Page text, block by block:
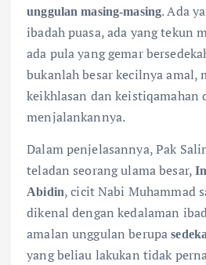
unggulan masing-masing. Ada
ibadah puasa, ada yang tekun
ada pula yang gemar
bukanlah besar kecilnya amal,
keikhlasan dan keistiqamahan
menjalankannya.
Dalam penjelasannya, Pak
teladan seorang ulama besar,
Abidin, cicit Nabi Muhammad
dikenal dengan kedalaman
amalan unggulan berupa
yang beliau lakukan tidak